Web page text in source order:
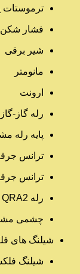
ترموستات
فشار
شیر برقی
مانومتر
ارونت
رله گاز-
پایه رله
ترانس
ترانس
رله QRA2 زیمنس
چشمی
شیلنگ های
شیلنگ